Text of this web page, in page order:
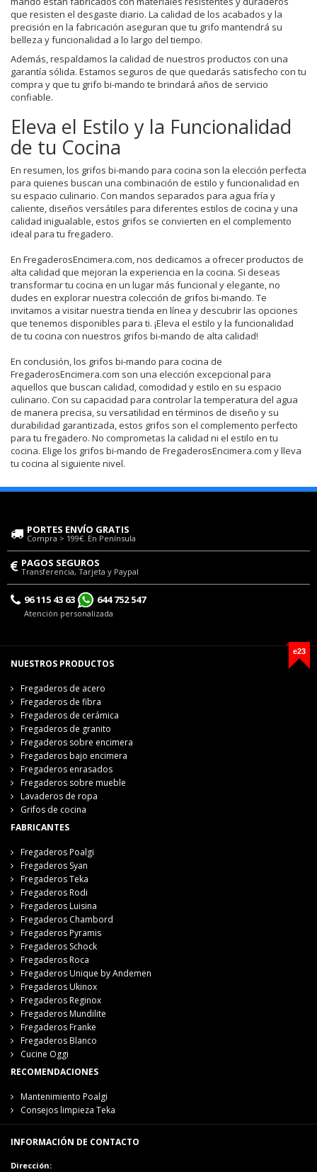
que resisten el desgaste diario. La calidad de los acabados y la
precisión en la fabricación aseguran que tu grifo mantendrá su
belleza y funcionalidad a lo largo del tiempo.
Además, respaldamos la calidad de nuestros productos con una
garantía sólida. Estamos seguros de que quedarás satisfecho con tu
compra y que tu grifo bi-mando te brindará años de servicio
confiable.
Eleva el Estilo y la Funcionalidad
de tu Cocina
En resumen, los grifos bi-mando para cocina son la elección perfecta
para quienes buscan una combinación de estilo y funcionalidad en
su espacio culinario. Con mandos separados para agua fría y
caliente, diseños versátiles para diferentes estilos de cocina y una
calidad inigualable, estos grifos se convierten en el complemento
ideal para tu fregadero.
En FregaderosEncimera.com, nos dedicamos a ofrecer productos de
alta calidad que mejoran la experiencia en la cocina. Si deseas
transformar tu cocina en un lugar más funcional y elegante, no
dudes en explorar nuestra colección de grifos bi-mando. Te
invitamos a visitar nuestra tienda en línea y descubrir las opciones
que tenemos disponibles para ti. ¡Eleva el estilo y la funcionalidad
de tu cocina con nuestros grifos bi-mando de alta calidad!
En conclusión, los grifos bi-mando para cocina de
FregaderosEncimera.com son una elección excepcional para
aquellos que buscan calidad, comodidad y estilo en su espacio
culinario. Con su capacidad para controlar la temperatura del agua
de manera precisa, su versatilidad en términos de diseño y su
durabilidad garantizada, estos grifos son el complemento perfecto
para tu fregadero. No comprometas la calidad ni el estilo en tu
cocina. Elige los grifos bi-mando de FregaderosEncimera.com y lleva
tu cocina al siguiente nivel.
PORTES ENVÍO GRATIS
Compra > 199€. En Península
PAGOS SEGUROS
Transferencia, Tarjeta y Paypal
96 115 43 63 644 752 547
Atención personalizada
e23
NUESTROS PRODUCTOS
Fregaderos de acero
Fregaderos de fibra
Fregaderos de cerámica
Fregaderos de granito
Fregaderos sobre encimera
Fregaderos bajo encimera
Fregaderos enrasados
Fregaderos sobre mueble
Lavaderos de ropa
Grifos de cocina
FABRICANTES
Fregaderos Poalgi
Fregaderos Syan
Fregaderos Teka
Fregaderos Rodi
Fregaderos Luisina
Fregaderos Chambord
Fregaderos Pyramis
Fregaderos Schock
Fregaderos Roca
Fregaderos Unique by Andemen
Fregaderos Ukinox
Fregaderos Reginox
Fregaderos Mundilite
Fregaderos Franke
Fregaderos Blanco
Cucine Oggi
RECOMENDACIONES
Mantenimiento Poalgi
Consejos limpieza Teka
INFORMACIÓN DE CONTACTO
Dirección: